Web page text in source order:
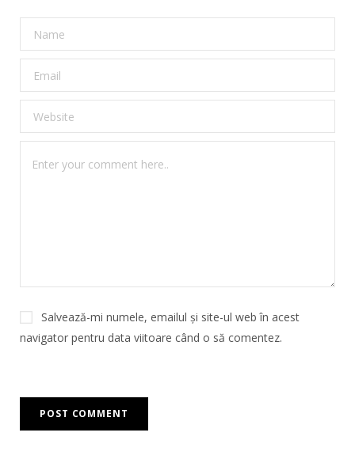
Salvează-mi numele, emailul și site-ul web în acest
navigator pentru data viitoare când o să comentez.